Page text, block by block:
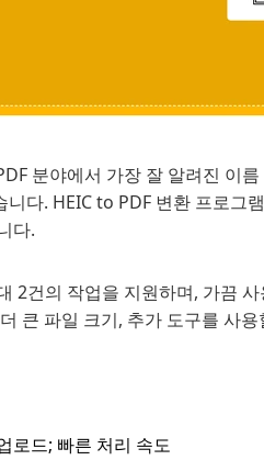
분야에서 가장 잘 알려진 이
다. HEIC to PDF 변환 프로그
다.
2건의 작업을 지원하며, 가끔
큰 파일 크기, 추가 도구를 사
로드; 빠른 처리 속도